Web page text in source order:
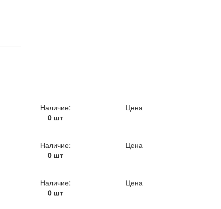
Наличие:
0 шт
Цена
Наличие:
0 шт
Цена
Наличие:
0 шт
Цена